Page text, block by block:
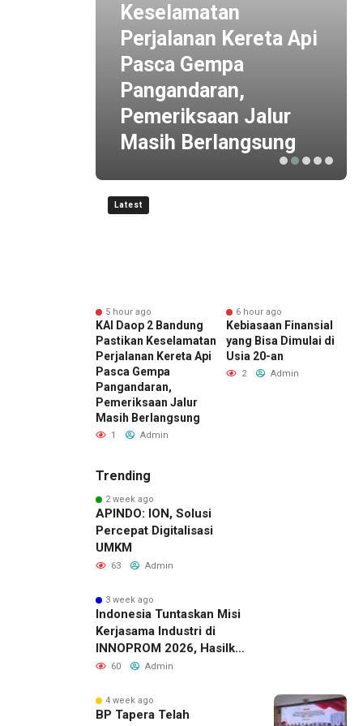
Keselamatan
Perjalanan Kereta Api
Pasca Gempa
Pangandaran,
Pemeriksaan Jalur
Masih Berlangsung
Latest
5 hour ago
KAI Daop 2 Bandung
Pastikan Keselamatan
Perjalanan Kereta Api
Pasca Gempa
Pangandaran,
Pemeriksaan Jalur
Masih Berlangsung
1 Admin
6 hour ago
Kebiasaan Finansial
yang Bisa Dimulai di
Usia 20-an
2 Admin
Trending
2 week ago
APINDO: ION, Solusi
Percepat Digitalisasi
UMKM
63 Admin
3 week ago
Indonesia Tuntaskan Misi
Kerjasama Industri di
INNOPROM 2026, Hasilkan
Belasan Kerja Sama
60 Admin
4 week ago
BP Tapera Telah